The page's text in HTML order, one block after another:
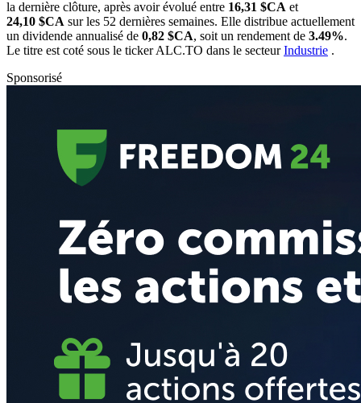
la dernière clôture, après avoir évolué entre 16,31 $CA et
24,10 $CA sur les 52 dernières semaines. Elle distribue actuellement
un dividende annualisé de 0,82 $CA, soit un rendement de 3.49%.
Le titre est coté sous le tickerALC.TO dans le secteurIndustrie .
Sponsorisé